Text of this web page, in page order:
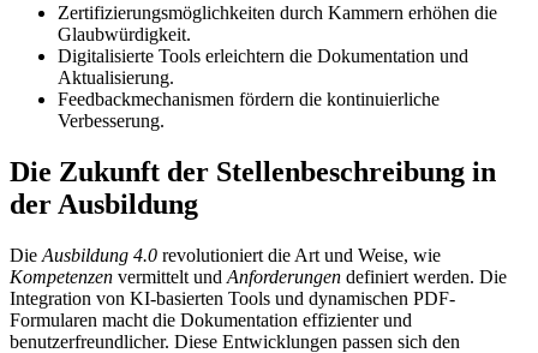
Zertifizierungsmöglichkeiten durch Kammern erhöhen die
Glaubwürdigkeit.
Digitalisierte Tools erleichtern die Dokumentation und
Aktualisierung.
Feedbackmechanismen fördern die kontinuierliche
Verbesserung.
Die Zukunft der Stellenbeschreibung in
der Ausbildung
Die Ausbildung 4.0 revolutioniert die Art und Weise, wie
Kompetenzen vermittelt und Anforderungen definiert werden. Die
Integration von KI-basierten Tools und dynamischen PDF-
Formularen macht die Dokumentation effizienter und
benutzerfreundlicher. Diese Entwicklungen passen sich den